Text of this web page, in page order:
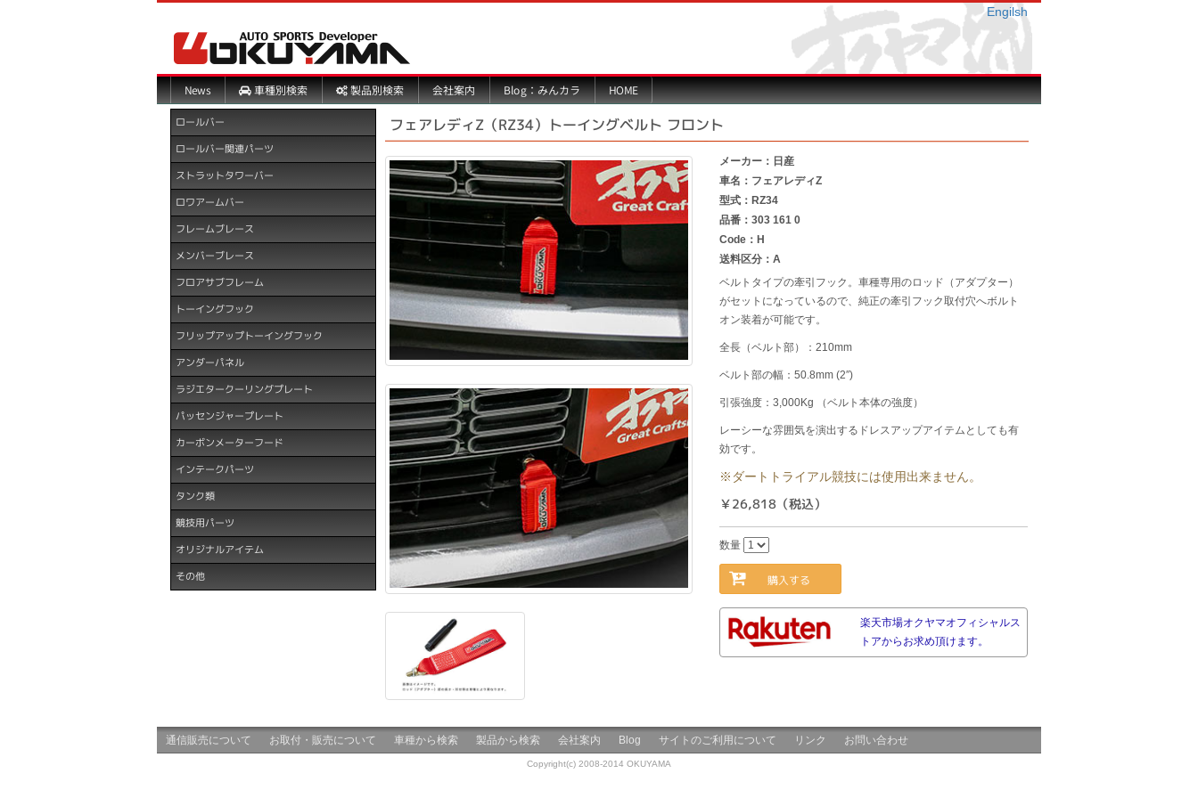
Engilsh
News 車種別検索 製品別検索 会社案内 Blog：みんカラ HOME
フェアレディZ（RZ34）トーイングベルト フロント
メーカー：日産
車名：フェアレディZ
型式：RZ34
品番：303 161 0
Code：H
送料区分：A
ベルトタイプの牽引フック。車種専用のロッド（アダプター）
がセットになっているので、純正の牽引フック取付穴へボルト
オン装着が可能です。
全長（ベルト部）：210mm
ベルト部の幅：50.8mm (2″)
引張強度：3,000Kg （ベルト本体の強度）
レーシーな雰囲気を演出するドレスアップアイテムとしても有
効です。
※ダートトライアル競技には使用出来ません。
￥26,818（税込）
数量
購入する
楽天市場オクヤマオフィシャルス
トアからお求め頂けます。
ロールバー
ロールバー関連パーツ
ストラットタワーバー
ロワアームバー
フレームブレース
メンバーブレース
フロアサブフレーム
トーイングフック
フリップアップトーイングフック
アンダーパネル
ラジエタークーリングプレート
パッセンジャープレート
カーボンメーターフード
インテークパーツ
タンク類
競技用パーツ
オリジナルアイテム
その他
通信販売について お取付・販売について 車種から検索 製品から検索 会社案内 Blog サイトのご利用について リンク お問い合わせ
Copyright(c) 2008-2014 OKUYAMA